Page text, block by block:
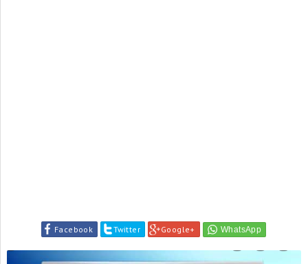
Facebook Twitter Google+